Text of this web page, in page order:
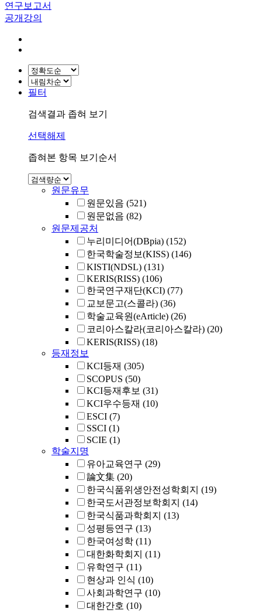
연구보고서
공개강의
필터
검색결과 좁혀 보기
선택해제
좁혀본 항목 보기순서
원문유무
원문있음 (521)
원문없음 (82)
원문제공처
누리미디어(DBpia) (152)
한국학술정보(KISS) (146)
KISTI(NDSL) (131)
KERIS(RISS) (106)
한국연구재단(KCI) (77)
교보문고(스콜라) (36)
학술교육원(eArticle) (26)
코리아스칼라(코리아스칼라) (20)
KERIS(RISS) (18)
등재정보
KCI등재 (305)
SCOPUS (50)
KCI등재후보 (31)
KCI우수등재 (10)
ESCI (7)
SSCI (1)
SCIE (1)
학술지명
유아교육연구 (29)
論文集 (20)
한국식품위생안전성학회지 (19)
한국도서관정보학회지 (14)
한국식품과학회지 (13)
성평등연구 (13)
한국여성학 (11)
대한화학회지 (11)
유학연구 (11)
현상과 인식 (10)
사회과학연구 (10)
대한간호 (10)